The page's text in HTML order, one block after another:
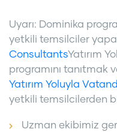
Uyarı: Dominika
yetkili temsilciler
ConsultantsYatırım
programını
Yatırım Yoluyla
yetkili temsilcilerden
Uzman ekibimiz